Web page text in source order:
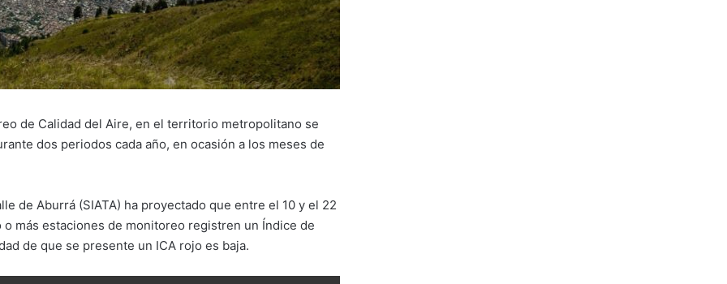
de Calidad del Aire, en el territorio metropolitano se
dos periodos cada año, en ocasión a los meses de
de Aburrá (SIATA) ha proyectado que entre el 10 y el 22
más estaciones de monitoreo registren un Índice de
de que se presente un ICA rojo es baja.